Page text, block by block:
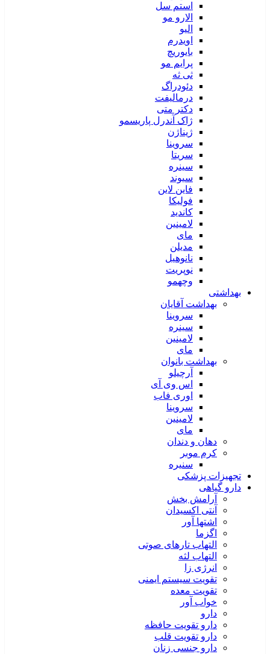
استم سل
الارو مو
الیو
اویدرم
بایوریچ
پرایم مو
ثی ثه
دئودراگ
درمالیفت
دکتر متی
ژاک آندرل پاریسمو
ژیناژن
سروینا
سریتا
سینره
سیوند
فاین لاین
فولیکا
کاندید
لامینین
مای
مدیلن
نانوهیل
نوپریت
وچهمو
بهداشتی
بهداشت آقایان
سروینا
سینره
لامینین
مای
بهداشت بانوان
آرچیلو
اس وی آی
اوری فاب
سروینا
لامینین
مای
دهان و دندان
کرم موبر
سنیره
تجهیزات پزشکی
دارو گیاهی
آرامش بخش
آنتی اکسیدان
اشتها آور
اگزما
التهاب تارهای صوتی
التهاب لثه
انرژی زا
تقویت سیستم ایمنی
تقویت معده
خواب آور
دارو
دارو تقویت حافظه
دارو تقویت قلب
دارو جنسی زنان